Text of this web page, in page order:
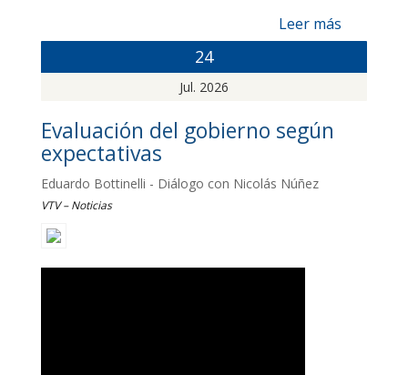
Leer más
24
Jul. 2026
Evaluación del gobierno según
expectativas
Eduardo Bottinelli - Diálogo con Nicolás Núñez
VTV – Noticias